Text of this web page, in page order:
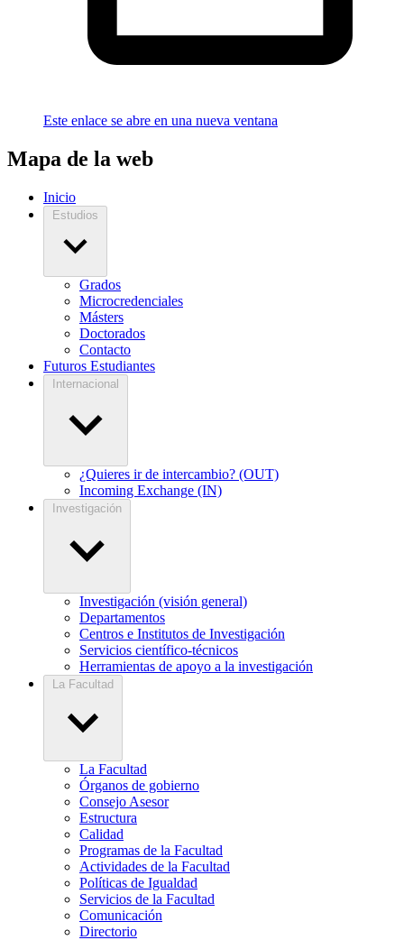
Este enlace se abre en una nueva ventana
Mapa de la web
Inicio
Estudios
Grados
Microcredenciales
Másters
Doctorados
Contacto
Futuros Estudiantes
Internacional
¿Quieres ir de intercambio? (OUT)
Incoming Exchange (IN)
Investigación
Investigación (visión general)
Departamentos
Centros e Institutos de Investigación
Servicios científico-técnicos
Herramientas de apoyo a la investigación
La Facultad
La Facultad
Órganos de gobierno
Consejo Asesor
Estructura
Calidad
Programas de la Facultad
Actividades de la Facultad
Políticas de Igualdad
Servicios de la Facultad
Comunicación
Directorio